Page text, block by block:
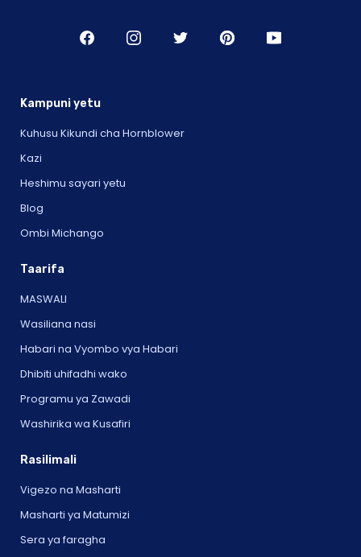
Kampuni yetu
Kuhusu Kikundi cha Hornblower
Kazi
Heshimu sayari yetu
Blog
Ombi Michango
Taarifa
MASWALI
Wasiliana nasi
Habari na Vyombo vya Habari
Dhibiti uhifadhi wako
Programu ya Zawadi
Washirika wa Kusafiri
Rasilimali
Vigezo na Masharti
Masharti ya Matumizi
Sera ya faragha